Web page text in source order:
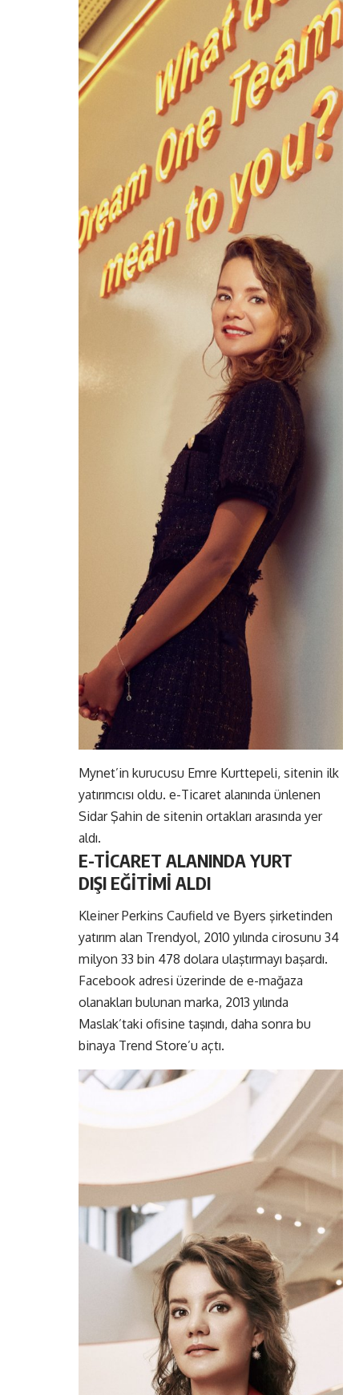
Mynet’in kurucusu Emre Kurttepeli, sitenin ilk
yatırımcısı oldu. e-Ticaret alanında ünlenen
Sidar Şahin de sitenin ortakları arasında yer
aldı.
E-TİCARET ALANINDA YURT
DIŞI EĞİTİMİ ALDI
Kleiner Perkins Caufield ve Byers şirketinden
yatırım alan Trendyol, 2010 yılında cirosunu 34
milyon 33 bin 478 dolara ulaştırmayı başardı.
Facebook adresi üzerinde de e-mağaza
olanakları bulunan marka, 2013 yılında
Maslak’taki ofisine taşındı, daha sonra bu
binaya Trend Store’u açtı.